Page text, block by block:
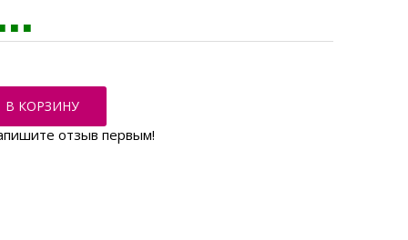
В КОРЗИНУ
отзыв первым!